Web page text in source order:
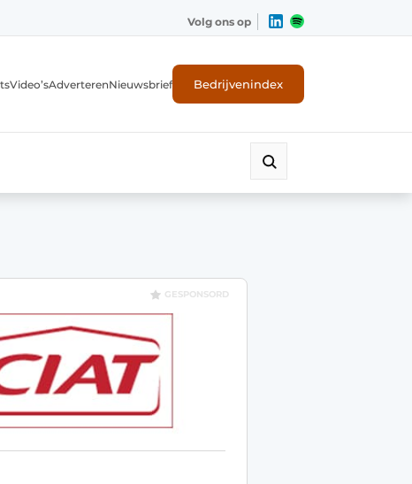
Volg ons op
Video’sAdverterenNieuwsbrief Bedrijvenindex
GESPONSORD